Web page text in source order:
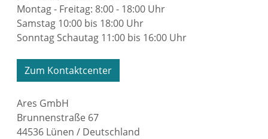
Montag - Freitag: 8:00 - 18:00 Uhr
Samstag 10:00 bis 18:00 Uhr
Sonntag Schautag 11:00 bis 16:00 Uhr
Zum Kontaktcenter
Ares GmbH
Brunnenstraße 67
44536 Lünen / Deutschland